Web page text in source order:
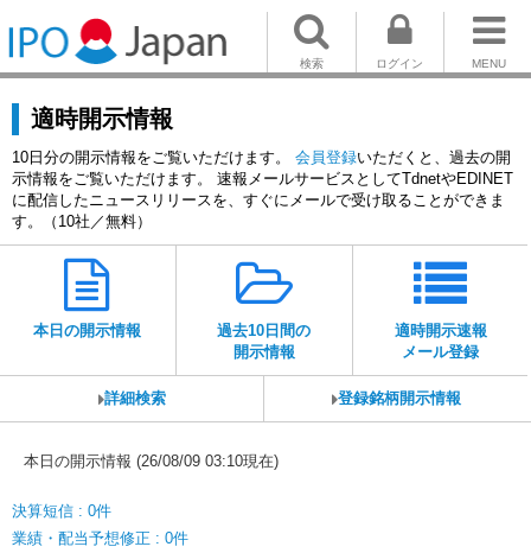
MENU
ログイン
検索
適時開示情報
10日分の開示情報をご覧いただけます。 会員登録いただくと、過去の開
示情報をご覧いただけます。 速報メールサービスとしてTdnetやEDINET
に配信したニュースリリースを、すぐにメールで受け取ることができま
す。（10社／無料）
本日の開示情報
過去10日間の
開示情報
適時開示速報
メール登録
詳細検索 登録銘柄開示情報
本日の開示情報 (26/08/09 03:10現在)
決算短信 : 0件
業績・配当予想修正 : 0件